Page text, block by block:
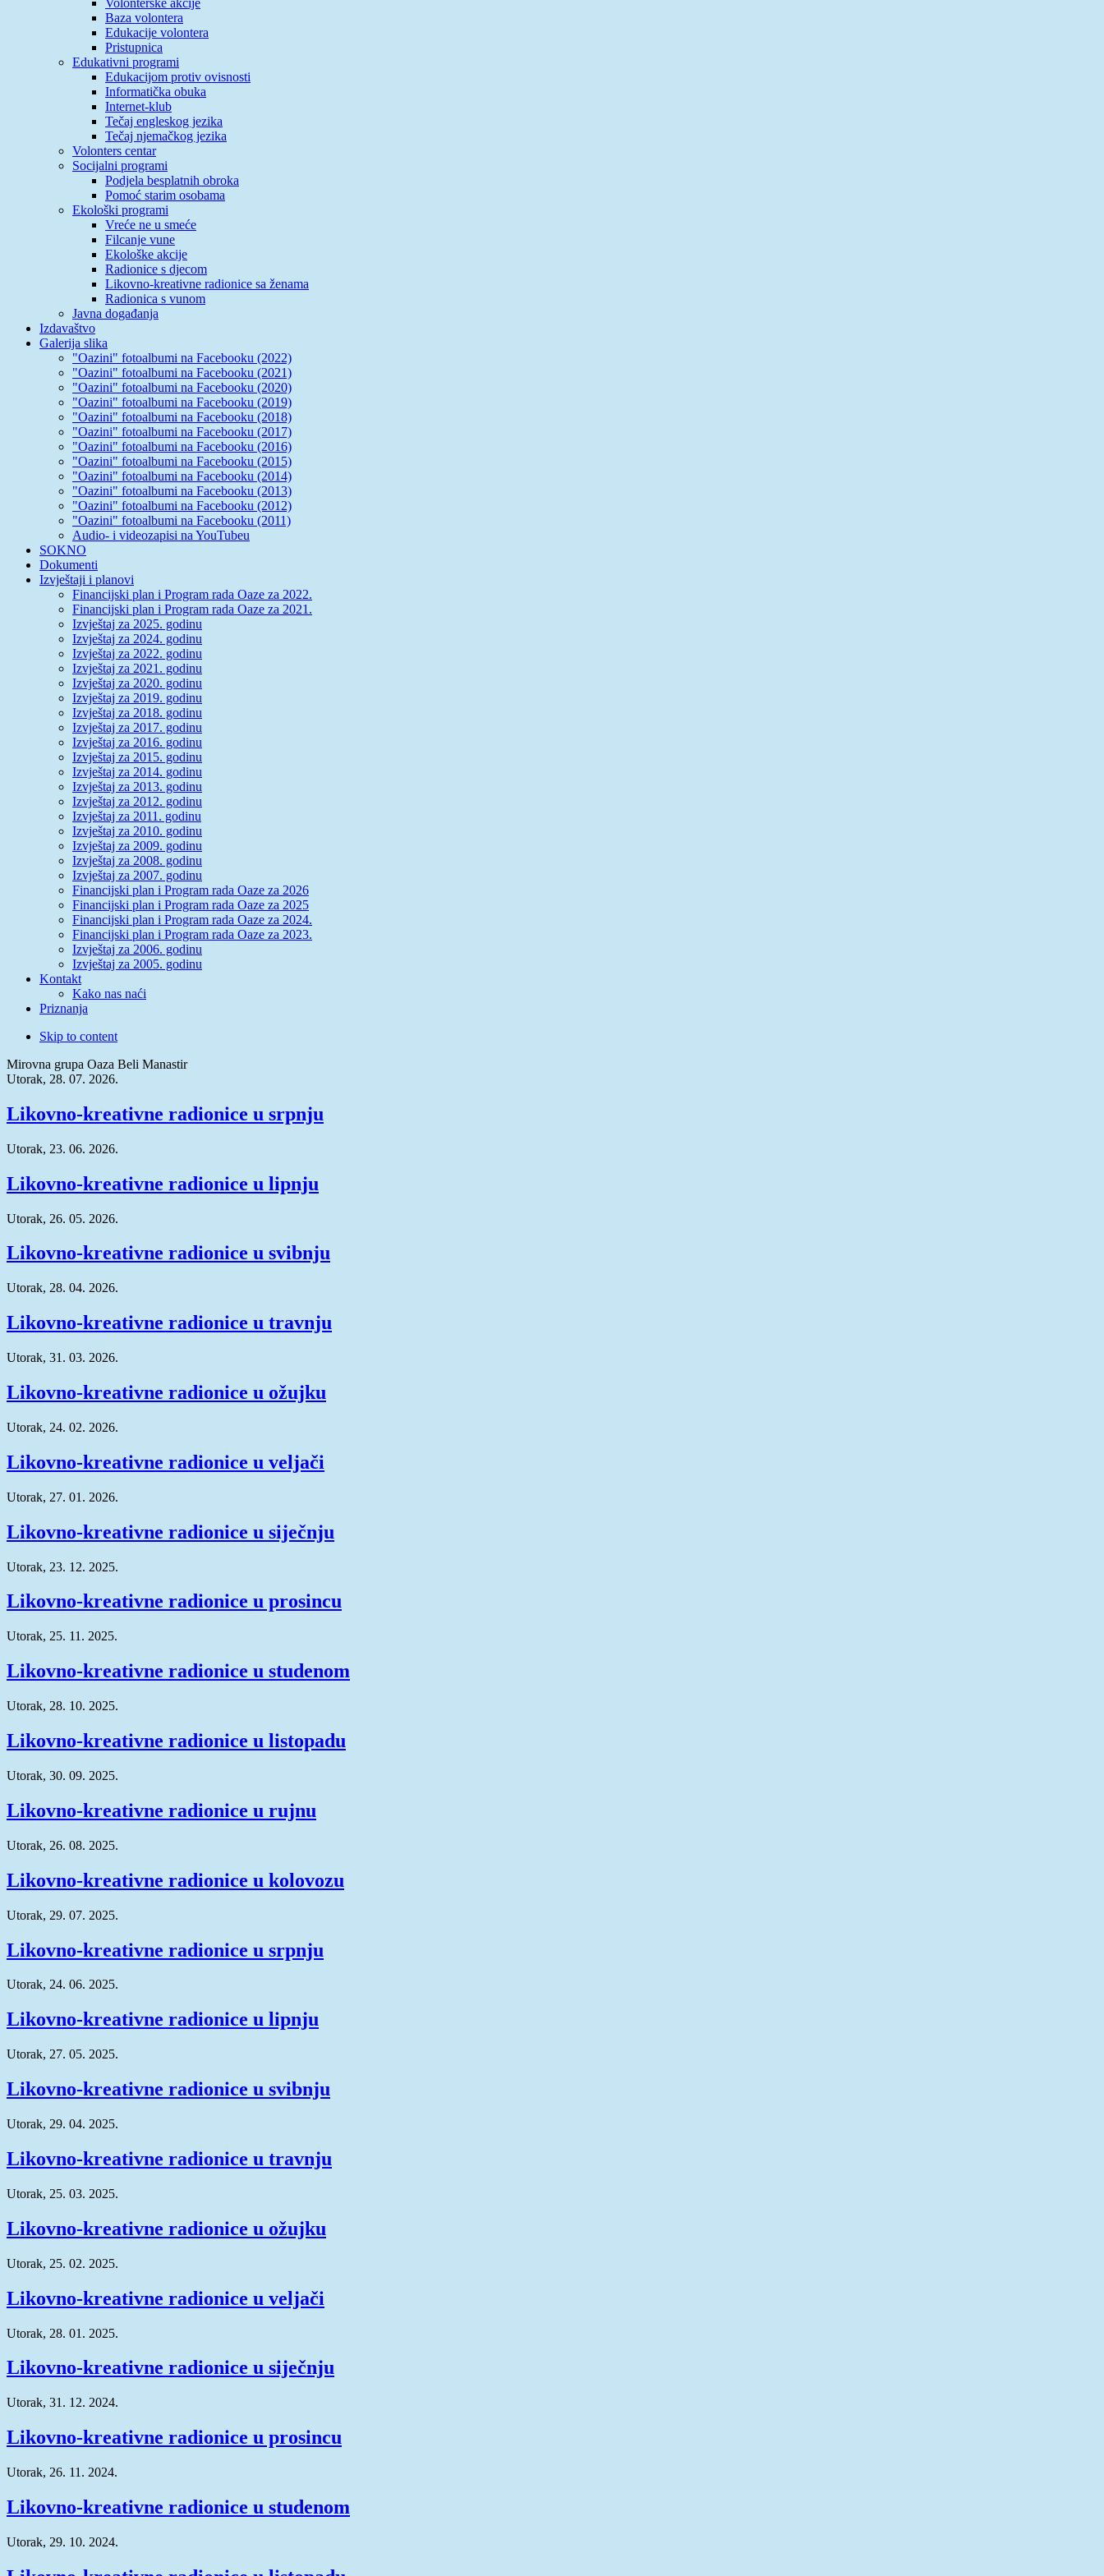
Baza volontera
Edukacije volontera
Pristupnica
Edukativni programi
Edukacijom protiv ovisnosti
Informatička obuka
Internet-klub
Tečaj engleskog jezika
Tečaj njemačkog jezika
Volonters centar
Socijalni programi
Podjela besplatnih obroka
Pomoć starim osobama
Ekološki programi
Vreće ne u smeće
Filcanje vune
Ekološke akcije
Radionice s djecom
Likovno-kreativne radionice sa ženama
Radionica s vunom
Javna događanja
Izdavaštvo
Galerija slika
"Oazini" fotoalbumi na Facebooku (2022)
"Oazini" fotoalbumi na Facebooku (2021)
"Oazini" fotoalbumi na Facebooku (2020)
"Oazini" fotoalbumi na Facebooku (2019)
"Oazini" fotoalbumi na Facebooku (2018)
"Oazini" fotoalbumi na Facebooku (2017)
"Oazini" fotoalbumi na Facebooku (2016)
"Oazini" fotoalbumi na Facebooku (2015)
"Oazini" fotoalbumi na Facebooku (2014)
"Oazini" fotoalbumi na Facebooku (2013)
"Oazini" fotoalbumi na Facebooku (2012)
"Oazini" fotoalbumi na Facebooku (2011)
Audio- i videozapisi na YouTubeu
SOKNO
Dokumenti
Izvještaji i planovi
Financijski plan i Program rada Oaze za 2022.
Financijski plan i Program rada Oaze za 2021.
Izvještaj za 2025. godinu
Izvještaj za 2024. godinu
Izvještaj za 2022. godinu
Izvještaj za 2021. godinu
Izvještaj za 2020. godinu
Izvještaj za 2019. godinu
Izvještaj za 2018. godinu
Izvještaj za 2017. godinu
Izvještaj za 2016. godinu
Izvještaj za 2015. godinu
Izvještaj za 2014. godinu
Izvještaj za 2013. godinu
Izvještaj za 2012. godinu
Izvještaj za 2011. godinu
Izvještaj za 2010. godinu
Izvještaj za 2009. godinu
Izvještaj za 2008. godinu
Izvještaj za 2007. godinu
Financijski plan i Program rada Oaze za 2026
Financijski plan i Program rada Oaze za 2025
Financijski plan i Program rada Oaze za 2024.
Financijski plan i Program rada Oaze za 2023.
Izvještaj za 2006. godinu
Izvještaj za 2005. godinu
Kontakt
Kako nas naći
Priznanja
Skip to content
Mirovna grupa Oaza Beli Manastir
Utorak, 28. 07. 2026.
Likovno-kreativne radionice u srpnju
Utorak, 23. 06. 2026.
Likovno-kreativne radionice u lipnju
Utorak, 26. 05. 2026.
Likovno-kreativne radionice u svibnju
Utorak, 28. 04. 2026.
Likovno-kreativne radionice u travnju
Utorak, 31. 03. 2026.
Likovno-kreativne radionice u ožujku
Utorak, 24. 02. 2026.
Likovno-kreativne radionice u veljači
Utorak, 27. 01. 2026.
Likovno-kreativne radionice u siječnju
Utorak, 23. 12. 2025.
Likovno-kreativne radionice u prosincu
Utorak, 25. 11. 2025.
Likovno-kreativne radionice u studenom
Utorak, 28. 10. 2025.
Likovno-kreativne radionice u listopadu
Utorak, 30. 09. 2025.
Likovno-kreativne radionice u rujnu
Utorak, 26. 08. 2025.
Likovno-kreativne radionice u kolovozu
Utorak, 29. 07. 2025.
Likovno-kreativne radionice u srpnju
Utorak, 24. 06. 2025.
Likovno-kreativne radionice u lipnju
Utorak, 27. 05. 2025.
Likovno-kreativne radionice u svibnju
Utorak, 29. 04. 2025.
Likovno-kreativne radionice u travnju
Utorak, 25. 03. 2025.
Likovno-kreativne radionice u ožujku
Utorak, 25. 02. 2025.
Likovno-kreativne radionice u veljači
Utorak, 28. 01. 2025.
Likovno-kreativne radionice u siječnju
Utorak, 31. 12. 2024.
Likovno-kreativne radionice u prosincu
Utorak, 26. 11. 2024.
Likovno-kreativne radionice u studenom
Utorak, 29. 10. 2024.